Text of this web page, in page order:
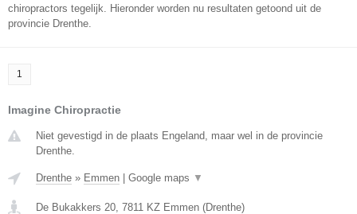
chiropractors tegelijk. Hieronder worden nu resultaten getoond uit de
provincie Drenthe.
1
Imagine Chiropractie
Niet gevestigd in de plaats Engeland, maar wel in de provincie
Drenthe.
Drenthe » Emmen Google maps ▼
De Bukakkers 20, 7811 KZ Emmen (Drenthe)